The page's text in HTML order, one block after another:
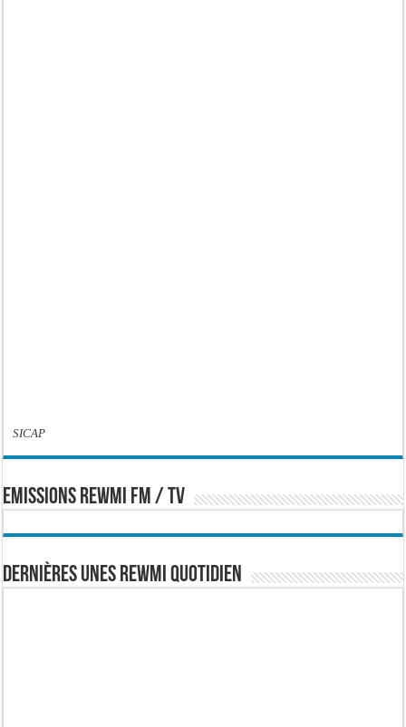
SICAP
EMISSIONS REWMI FM / TV
Dernières Unes Rewmi Quotidien